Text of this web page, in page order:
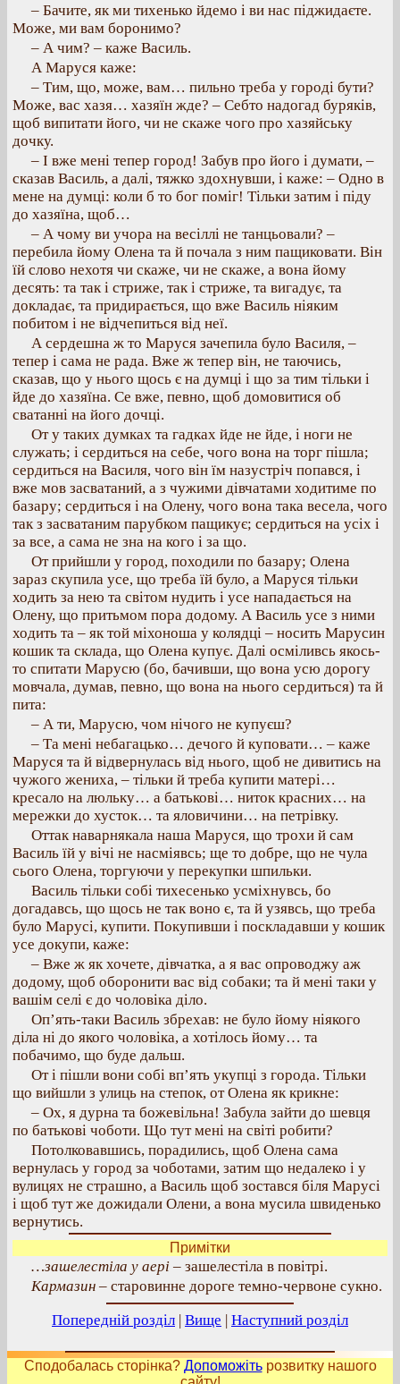
– Бачите, як ми тихенько йдемо і ви нас піджидаєте.
Може, ми вам боронимо?
– А чим? – каже Василь.
А Маруся каже:
– Тим, що, може, вам… пильно треба у городі бути?
Може, вас хазя… хазяїн жде? – Себто надогад буряків,
щоб випитати його, чи не скаже чого про хазяйську
дочку.
– І вже мені тепер город! Забув про його і думати, –
сказав Василь, а далі, тяжко здохнувши, і каже: – Одно в
мене на думці: коли б то бог поміг! Тільки затим і піду
до хазяїна, щоб…
– А чому ви учора на весіллі не танцьовали? –
перебила йому Олена та й почала з ним пащиковати. Він
їй слово нехотя чи скаже, чи не скаже, а вона йому
десять: та так і стриже, так і стриже, та вигадує, та
докладає, та придирається, що вже Василь ніяким
побитом і не відчепиться від неї.
А сердешна ж то Маруся зачепила було Василя, –
тепер і сама не рада. Вже ж тепер він, не таючись,
сказав, що у нього щось є на думці і що за тим тільки і
йде до хазяїна. Се вже, певно, щоб домовитися об
сватанні на його дочці.
От у таких думках та гадках йде не йде, і ноги не
служать; і сердиться на себе, чого вона на торг пішла;
сердиться на Василя, чого він їм назустріч попався, і
вже мов засватаний, а з чужими дівчатами ходитиме по
базару; сердиться і на Олену, чого вона така весела, чого
так з засватаним парубком пащикує; сердиться на усіх і
за все, а сама не зна на кого і за що.
От прийшли у город, походили по базару; Олена
зараз скупила усе, що треба їй було, а Маруся тільки
ходить за нею та світом нудить і усе нападається на
Олену, що притьмом пора додому. А Василь усе з ними
ходить та – як той міхоноша у колядці – носить Марусин
кошик та склада, що Олена купує. Далі осміливсь якось-
то спитати Марусю (бо, бачивши, що вона усю дорогу
мовчала, думав, певно, що вона на нього сердиться) та й
пита:
– А ти, Марусю, чом нічого не купуєш?
– Та мені небагацько… дечого й куповати… – каже
Маруся та й відвернулась від нього, щоб не дивитись на
чужого жениха, – тільки й треба купити матері…
кресало на люльку… а батькові… ниток красних… на
мережки до хусток… та яловичини… на петрівку.
Оттак наварнякала наша Маруся, що трохи й сам
Василь їй у вічі не насміявсь; ще то добре, що не чула
сього Олена, торгуючи у перекупки шпильки.
Василь тільки собі тихесенько усміхнувсь, бо
догадавсь, що щось не так воно є, та й узявсь, що треба
було Марусі, купити. Покупивши і поскладавши у кошик
усе докупи, каже:
– Вже ж як хочете, дівчатка, а я вас опроводжу аж
додому, щоб оборонити вас від собаки; та й мені таки у
вашім селі є до чоловіка діло.
Оп’ять-таки Василь збрехав: не було йому ніякого
діла ні до якого чоловіка, а хотілось йому… та
побачимо, що буде дальш.
От і пішли вони собі вп’ять укупці з города. Тільки
що вийшли з улиць на степок, от Олена як крикне:
– Ох, я дурна та божевільна! Забула зайти до шевця
по батькові чоботи. Що тут мені на світі робити?
Потолковавшись, порадились, щоб Олена сама
вернулась у город за чоботами, затим що недалеко і у
вулицях не страшно, а Василь щоб зостався біля Марусі
і щоб тут же дожидали Олени, а вона мусила швиденько
вернутись.
Примітки
…зашелестіла у аері – зашелестіла в повітрі.
Кармазин – старовинне дороге темно-червоне сукно.
Попередній розділ | Вище | Наступний розділ
Сподобалась сторінка? Допоможітьрозвитку нашого